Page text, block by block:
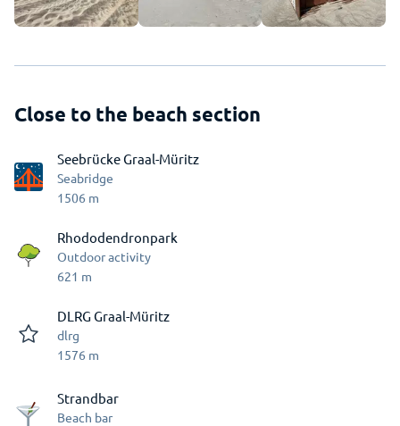
Close to the beach section
Seebrücke Graal-Müritz
Seabridge
1506 m
Rhododendronpark
Outdoor activity
621 m
DLRG Graal-Müritz
dlrg
1576 m
Strandbar
Beach bar